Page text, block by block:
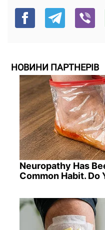
НОВИНИ ПАРТНЕРІВ
Neuropathy Has
Common Habit. Do